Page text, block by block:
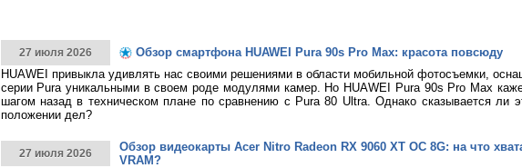
27 июля 2026
Обзор смартфона HUAWEI Pura 90s Pro Max: красота повсюду
HUAWEI привыкла удивлять нас своими решениями в области мобильной фотосъемки,
серии Pura уникальными в своем роде модулями камер. Но HUAWEI Pura 90s Pro Max
шагом назад в техническом плане по сравнению с Pura 80 Ultra. Однако сказывается ли
положении дел?
27 июля 2026
Обзор видеокарты Acer Nitro Radeon RX 9060 XT OC 8G: на что
VRAM?